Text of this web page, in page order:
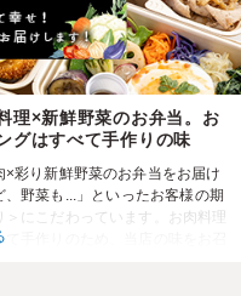
理×新鮮野菜のお弁当。お
グはすべて手作りの味
彩り新鮮野菜のお弁当をお届け
野菜も...」といったお客様の期
にこだわっています。お肉料理
手作りのため、当店の味をお召
ど幅広いシーンにオススメです